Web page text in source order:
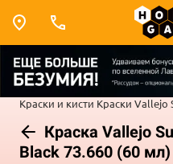
Краски и кисти Краски Vallejo
Краска Vallejo
Black 73.660 (60 мл)